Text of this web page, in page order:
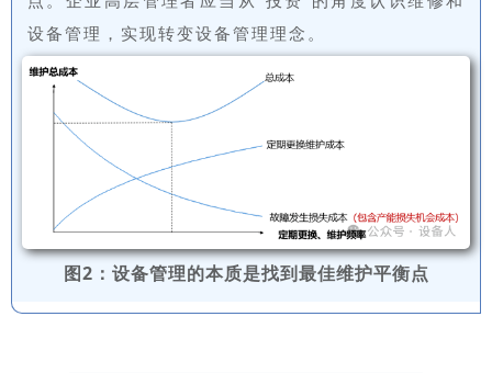
设备管理，实现转变设备管理理念。
图2：设备管理的本质是找到最佳维护平衡点